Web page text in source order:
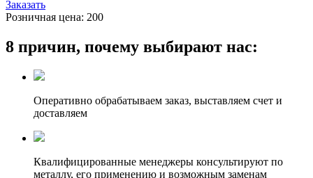
Заказать
Розничная цена: 200
8 причин, почему выбирают нас:
Оперативно обрабатываем заказ, выставляем счет и
доставляем
Квалифицированные менеджеры консультируют по
металлу, его применению и возможным заменам